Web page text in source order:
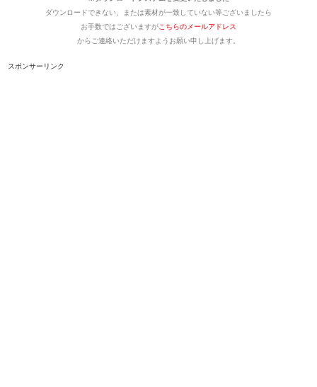
ダウンロードできない、または素材が一致していない等ございましたら
お手数ではございますがこちらのメールアドレス
からご連絡いただけますようお願い申し上げます。
スポンサーリンク